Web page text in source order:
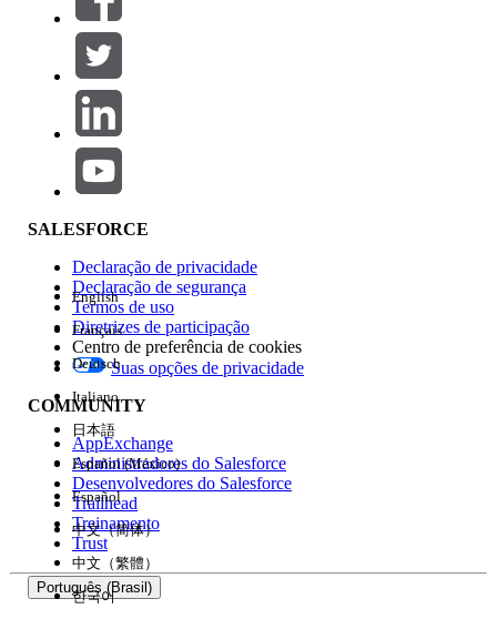
SELECIONAR FILTROS
Área de produtos
Impacto do recurso
Edição
Experiência
SALESFORCE
Declaração de privacidade
Declaração de segurança
Termos de uso
Diretrizes de participação
Centro de preferência de cookies
Suas opções de privacidade
COMMUNITY
AppExchange
Administradores do Salesforce
Desenvolvedores do Salesforce
Trailhead
Treinamento
Trust
Português (Brasil)
English
Français
Deutsch
Italiano
日本語
Español (México)
Español
中文（简体）
中文（繁體）
한국어